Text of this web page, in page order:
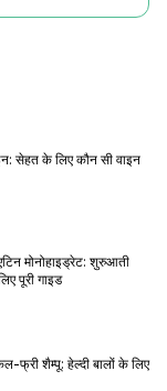
सेहत के लिए कौन सी वाइन
मोनोहाइड्रेट: शुरुआती
पूरी गाइड
फ्री शैम्पू: हेल्दी बालों के लिए